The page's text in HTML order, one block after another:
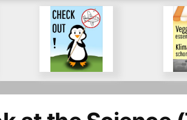
Für die
Begrenzung der
Emissionen des
Flugverkehrs
Für